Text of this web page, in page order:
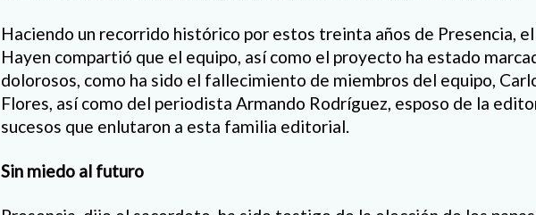
Haciendo un recorrido histórico por estos treinta años de Presencia,
Hayen compartió que el equipo, así como el proyecto ha estado
dolorosos, como ha sido el fallecimiento de miembros del equipo,
Flores, así como del periodista Armando Rodríguez, esposo de la
sucesos que enlutaron a esta familia editorial.
Sin miedo al futuro